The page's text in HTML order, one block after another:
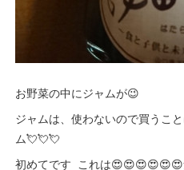
お野菜の中にジャムが😉
ジャムは、使わないので買うこ
ム💘💘💘
初めてです これは